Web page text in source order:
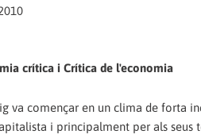
crítica i Crítica de l'economia
va començar en un clima de forta
i principalment per als seus